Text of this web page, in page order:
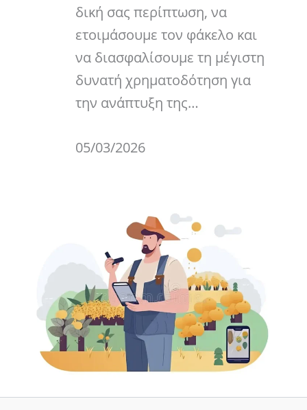
δική σας περίπτωση, να
ετοιμάσουμε τον φάκελο και
να διασφαλίσουμε τη μέγιστη
δυνατή χρηματοδότηση για
την ανάπτυξη της…
05/03/2026